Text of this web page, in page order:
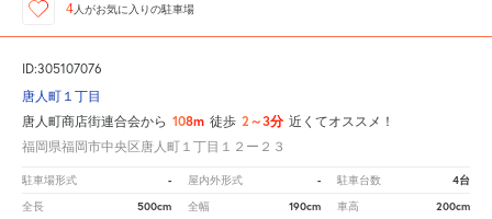
4 人がお気に入りの駐車場
ID:305107076
唐人町１丁目
唐人町商店街連合会から 108m 徒歩 2～3分 近くてオススメ！
福岡県福岡市中央区唐人町１丁目１２ー２３
駐車場形式 - 屋内外形式 - 駐車台数 4台
全長 500cm 全幅 190cm 車高 200cm